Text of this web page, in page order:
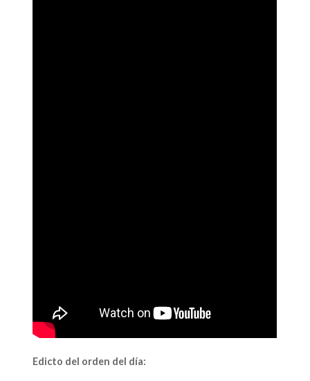
Edicto del orden del día: